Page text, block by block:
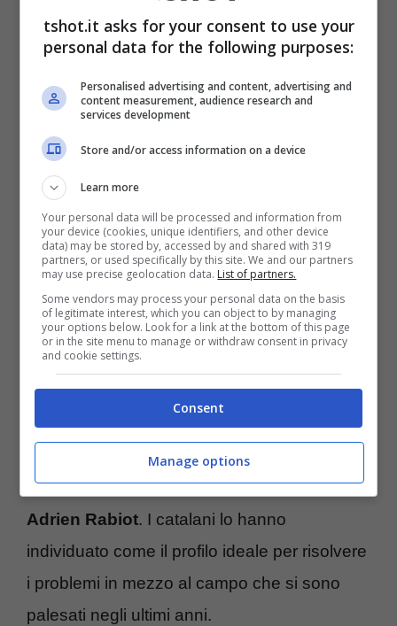
Il francese pronto a firmare
col nuovo club
Come detto, diverse realtà hanno provato
approcci con il mediano ormai
alBayern Monacoed alLiverpool . Loro
non si sono spinte tanto in là per l’ingaggio e
lui non ha voluto saperne di abbassare
quelle che sono le sue richieste.
Adesso, però, secondo quanto raccontato
dal quotidiano “Mundo Deportivo“, la svolta
può arrivare grazie alBarcellona
tornato prepotentemente alla carica per
Adrien Rabiot. I catalani lo hanno
individuato come il profilo ideale per risolvere
i problemi in mezzo al campo che si sono
palesati negli ultimi anni.
tshot.it asks for your consent to use your
personal data for the following purposes:
Personalised advertising and content, advertising and
content measurement, audience research and
services development
Store and/or access information on a device
Learn more
Your personal data will be processed and information from
your device (cookies, unique identifiers, and other device
data) may be stored by, accessed by and shared with 319
partners, or used specifically by this site. We and our partners
may use precise geolocation data. List of partners.
Some vendors may process your personal data on the basis
of legitimate interest, which you can object to by managing
your options below. Look for a link at the bottom of this page
or in the site menu to manage or withdraw consent in privacy
and cookie settings.
Consent
Manage options